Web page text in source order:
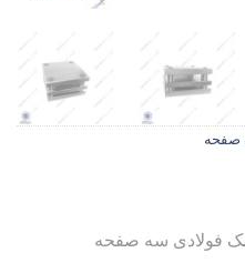
صفحه
فولادی سه صفحه